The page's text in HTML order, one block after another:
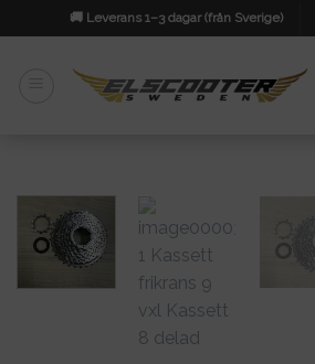
to
🚚 Leverans 1–3 dagar (från Sverige)